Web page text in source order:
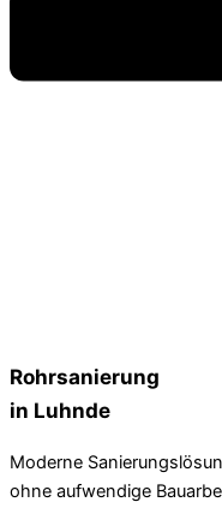
Rohrsanierung
in Luhnde
Moderne
ohne aufwendige